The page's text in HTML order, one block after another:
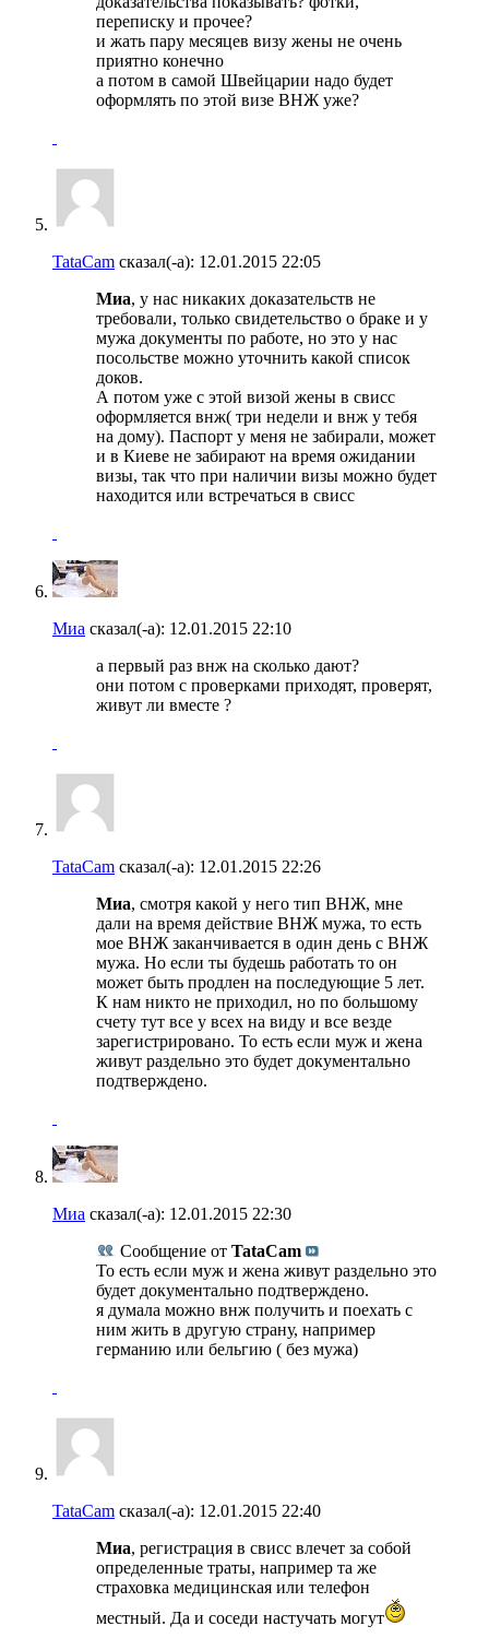
переписку и прочее?
и жать пару месяцев визу жены не очень
приятно конечно
а потом в самой Швейцарии надо будет
оформлять по этой визе ВНЖ уже?
TataCam сказал(-а): 12.01.2015 22:05
Миа, у нас никаких доказательств не
требовали, только свидетельство о браке и у
мужа документы по работе, но это у нас
посольстве можно уточнить какой список
доков.
А потом уже с этой визой жены в свисс
оформляется внж( три недели и внж у тебя
на дому). Паспорт у меня не забирали, может
и в Киеве не забирают на время ожидании
визы, так что при наличии визы можно будет
находится или встречаться в свисс
Миа сказал(-а): 12.01.2015 22:10
а первый раз внж на сколько дают?
они потом с проверками приходят, проверят,
живут ли вместе ?
TataCam сказал(-а): 12.01.2015 22:26
Миа, смотря какой у него тип ВНЖ, мне
дали на время действие ВНЖ мужа, то есть
мое ВНЖ заканчивается в один день с ВНЖ
мужа. Но если ты будешь работать то он
может быть продлен на последующие 5 лет.
К нам никто не приходил, но по большому
счету тут все у всех на виду и все везде
зарегистрировано. То есть если муж и жена
живут раздельно это будет документально
подтверждено.
Миа сказал(-а): 12.01.2015 22:30
Сообщение от TataCam
То есть если муж и жена живут раздельно это
будет документально подтверждено.
я думала можно внж получить и поехать с
ним жить в другую страну, например
германию или бельгию ( без мужа)
TataCam сказал(-а): 12.01.2015 22:40
Миа, регистрация в свисс влечет за собой
определенные траты, например та же
страховка медицинская или телефон
местный. Да и соседи настучать могут